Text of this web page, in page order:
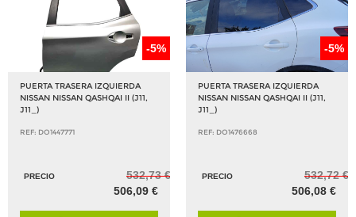
-5%
PUERTA TRASERA IZQUIERDA
NISSAN NISSAN QASHQAI II (J11,
J11_)
REF: DO1447771
PRECIO
532,73 €
506,09 €
-5%
PUERTA TRASERA IZQUIERDA
NISSAN NISSAN QASHQAI II (J11,
J11_)
REF: DO1476668
PRECIO
532,72 €
506,08 €